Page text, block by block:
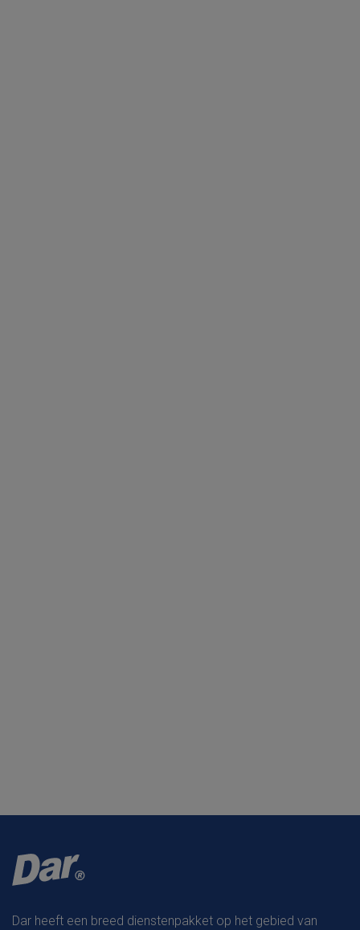
Dar heeft een breed dienstenpakket op het gebied van